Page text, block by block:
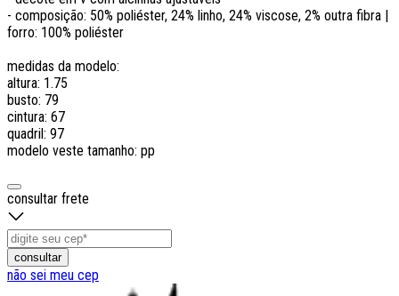
- composição: 50% poliéster, 24% linho, 24% viscose, 2% outra fibra |
forro: 100% poliéster
medidas da modelo:
altura: 1.75
busto: 79
cintura: 67
quadril: 97
modelo veste tamanho: pp
consultar frete
consultar
não sei meu cep